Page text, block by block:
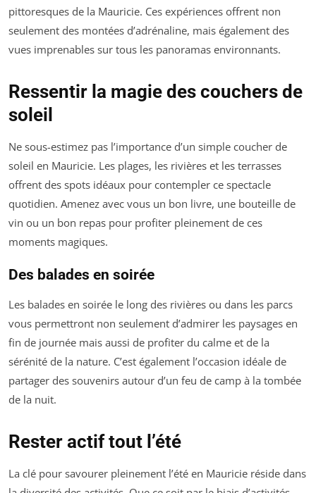
pittoresques de la Mauricie. Ces expériences offrent non
seulement des montées d’adrénaline, mais également des
vues imprenables sur tous les panoramas environnants.
Ressentir la magie des couchers de
soleil
Ne sous-estimez pas l’importance d’un simple coucher de
soleil en Mauricie. Les plages, les rivières et les terrasses
offrent des spots idéaux pour contempler ce spectacle
quotidien. Amenez avec vous un bon livre, une bouteille de
vin ou un bon repas pour profiter pleinement de ces
moments magiques.
Des balades en soirée
Les balades en soirée le long des rivières ou dans les parcs
vous permettront non seulement d’admirer les paysages en
fin de journée mais aussi de profiter du calme et de la
sérénité de la nature. C’est également l’occasion idéale de
partager des souvenirs autour d’un feu de camp à la tombée
de la nuit.
Rester actif tout l’été
La clé pour savourer pleinement l’été en Mauricie réside dans